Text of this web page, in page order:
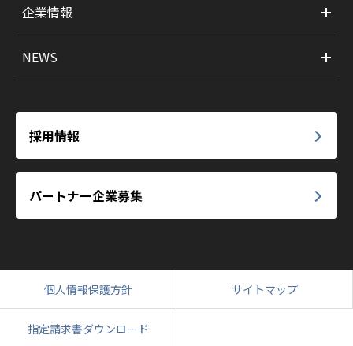
企業情報
NEWS
採用情報
パートナー企業募集
個人情報保護方針 サイトマップ
指定請求書ダウンロード